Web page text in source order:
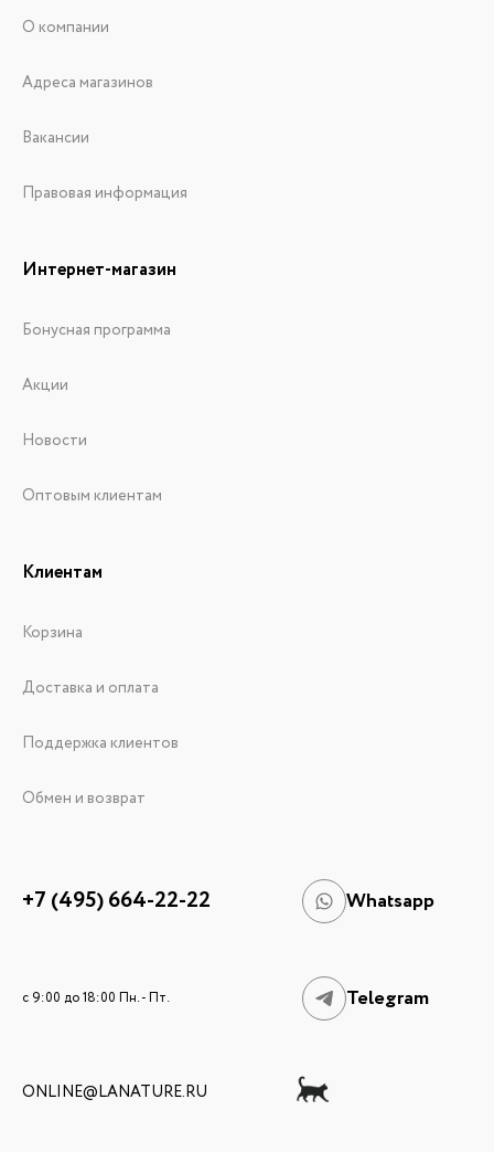
О компании
Адреса магазинов
Вакансии
Правовая информация
Интернет-магазин
Бонусная программа
Акции
Новости
Оптовым клиентам
Клиентам
Корзина
Доставка и оплата
Поддержка клиентов
Обмен и возврат
+7 (495) 664-22-22 Whatsapp
c 9:00 до 18:00 Пн. - Пт. Telegram
ONLINE@LANATURE.RU